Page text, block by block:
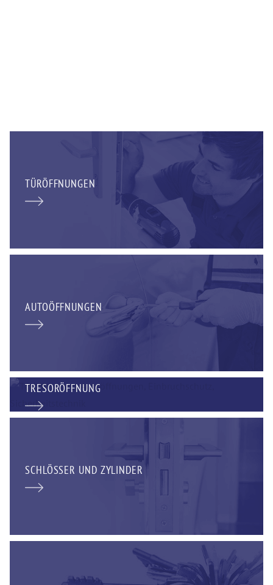
TÜRÖFFNUNGEN
AUTOÖFFNUNGEN
TRESORÖFFNUNG
SCHLÖSSER UND ZYLINDER